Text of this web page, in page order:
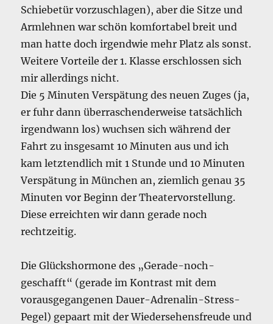
Schiebetür vorzuschlagen), aber die Sitze und
Armlehnen war schön komfortabel breit und
man hatte doch irgendwie mehr Platz als sonst.
Weitere Vorteile der 1. Klasse erschlossen sich
mir allerdings nicht.
Die 5 Minuten Verspätung des neuen Zuges (ja,
er fuhr dann überraschenderweise tatsächlich
irgendwann los) wuchsen sich während der
Fahrt zu insgesamt 10 Minuten aus und ich
kam letztendlich mit 1 Stunde und 10 Minuten
Verspätung in München an, ziemlich genau 35
Minuten vor Beginn der Theatervorstellung.
Diese erreichten wir dann gerade noch
rechtzeitig.
Die Glückshormone des „Gerade-noch-
geschafft“ (gerade im Kontrast mit dem
vorausgegangenen Dauer-Adrenalin-Stress-
Pegel) gepaart mit der Wiedersehensfreude und